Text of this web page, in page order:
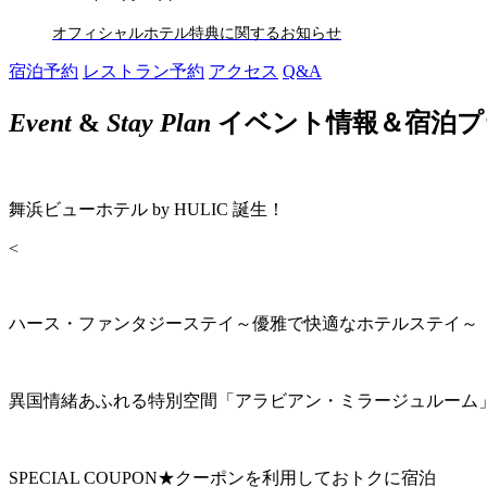
オフィシャルホテル特典に関するお知らせ
宿泊予約 レストラン予約 アクセス Q&A
Event& Stay Plan イベント情報＆宿泊
舞浜ビューホテル by HULIC 誕生！
<
ハース・ファンタジーステイ～優雅で快適なホテルステイ～
異国情緒あふれる特別空間「アラビアン・ミラージュルーム
SPECIAL COUPON★クーポンを利用しておトクに宿泊